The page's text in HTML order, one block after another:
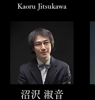
Kaoru Jitsukawa
沼沢 淑音